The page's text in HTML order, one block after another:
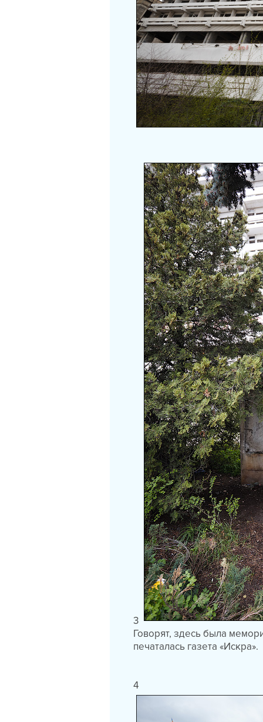
3
Говорят, здесь была
печаталась газета «Искра».
4